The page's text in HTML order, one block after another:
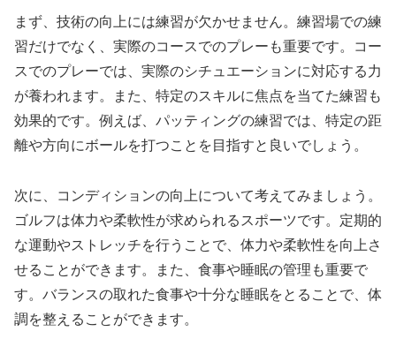
まず、技術の向上には練習が欠かせません。練習場での練
習だけでなく、実際のコースでのプレーも重要です。コー
スでのプレーでは、実際のシチュエーションに対応する力
が養われます。また、特定のスキルに焦点を当てた練習も
効果的です。例えば、パッティングの練習では、特定の距
離や方向にボールを打つことを目指すと良いでしょう。
次に、コンディションの向上について考えてみましょう。
ゴルフは体力や柔軟性が求められるスポーツです。定期的
な運動やストレッチを行うことで、体力や柔軟性を向上さ
せることができます。また、食事や睡眠の管理も重要で
す。バランスの取れた食事や十分な睡眠をとることで、体
調を整えることができます。